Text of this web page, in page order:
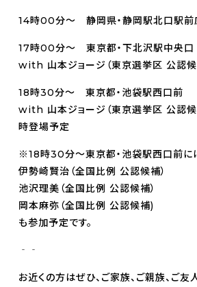
14時00分～ 静岡県・静岡駅北口駅前
17時00分～ 東京都・下北沢駅中央口
with 山本ジョージ（東京選挙区 公認候
18時30分～ 東京都・池袋駅西口前
with 山本ジョージ（東京選挙区 公認
時登場予定
※18時30分～東京都・池袋駅西口前に
伊勢崎賢治（全国比例 公認候補）
池沢理美（全国比例 公認候補）
岡本麻弥（全国比例 公認候補)
も参加予定です。
‐‐
お近くの方はぜひ、ご家族、ご親族、ご